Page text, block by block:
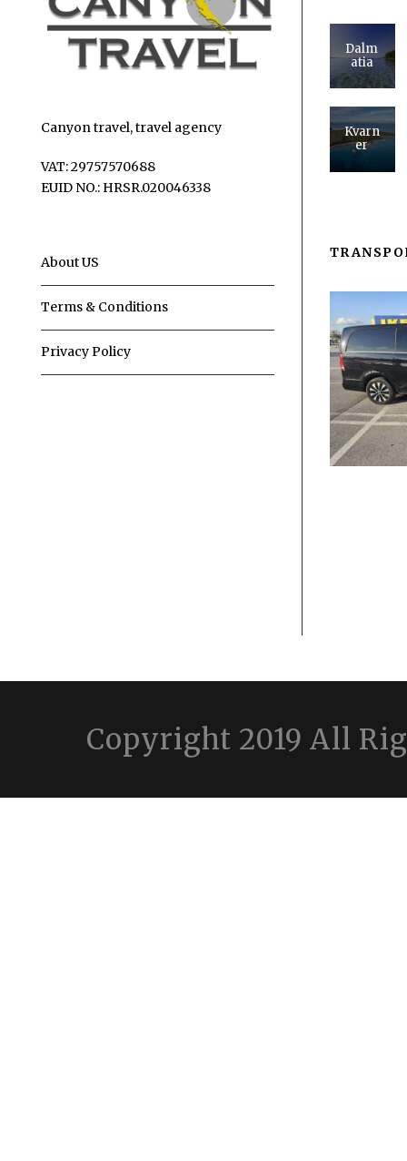
Canyon travel, travel agency
VAT: 29757570688
EUID NO.: HRSR.020046338
About US
Terms & Conditions
Privacy Policy
Dalm
atia
Kvarn
er
Copyright 2019 All